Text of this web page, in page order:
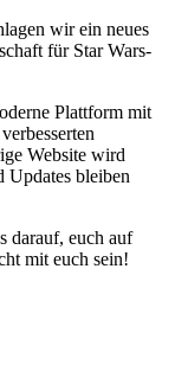
wir ein neues
für Star Wars-
Plattform mit
Website wird
Updates bleiben
darauf, euch auf
mit euch sein!